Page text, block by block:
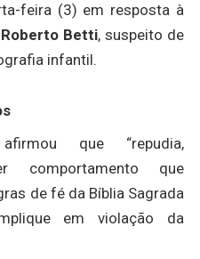
feira (3) em resposta à
Betti, suspeito de
infantil.
que “repudia,
comportamento que
de fé da Bíblia Sagrada
em violação da